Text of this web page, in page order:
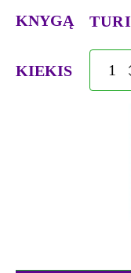
KNYGĄ
KIEKIS
produkto
kiekis: